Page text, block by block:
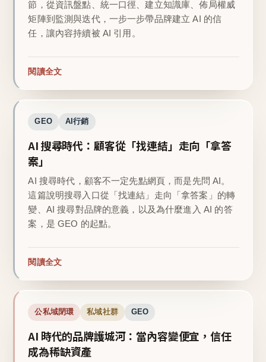
節，從資訊盤點、統一口徑、建立知識庫、佈局權威
矩陣到監測與迭代，一步一步帶品牌建立 AI 的信
任，讓內容持續被 AI 引用。
閱讀全文
GEO AI行銷
AI 搜尋時代：顧客從「找連結」走向「拿答
案」
AI 搜尋時代，顧客不一定先點網頁，而是先問 AI。
這篇說明搜尋入口從「找連結」走向「拿答案」的轉
變、AI 搜尋對品牌的意義，以及為什麼進入 AI 的答
案，是 GEO 的起點。
閱讀全文
公私域閉環 私域社群 GEO
AI 時代的品牌護城河：當內容變便宜，信任
成為稀缺資產